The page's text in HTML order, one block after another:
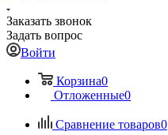
Заказать звонок
Задать вопрос
Войти
Корзина0
Отложенные0
Сравнение товаров0